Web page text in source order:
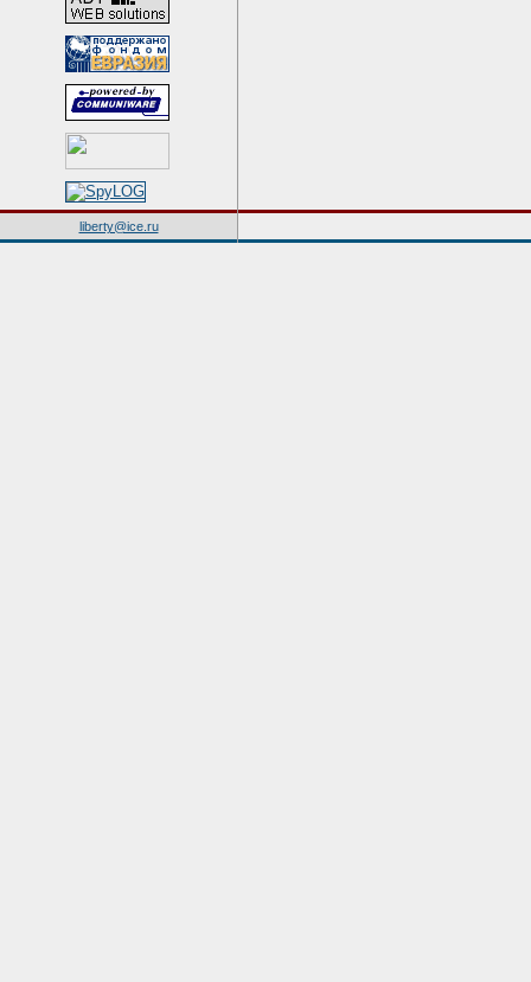
liberty@ice.ru